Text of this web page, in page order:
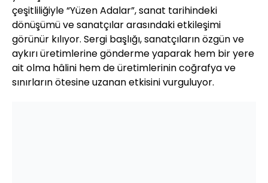
çeşitliliğiyle “Yüzen Adalar”, sanat tarihindeki
dönüşümü ve sanatçılar arasındaki etkileşimi
görünür kılıyor. Sergi başlığı, sanatçıların özgün ve
aykırı üretimlerine gönderme yaparak hem bir yere
ait olma hâlini hem de üretimlerinin coğrafya ve
sınırların ötesine uzanan etkisini vurguluyor.